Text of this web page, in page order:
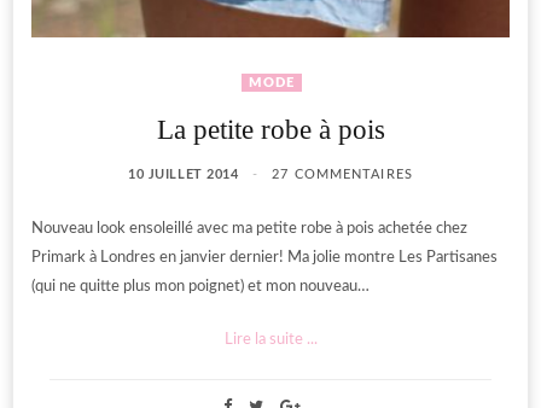
MODE
La petite robe à pois
10 JUILLET 2014 27 COMMENTAIRES
Nouveau look ensoleillé avec ma petite robe à pois achetée chez
Primark à Londres en janvier dernier! Ma jolie montre Les Partisanes
(qui ne quitte plus mon poignet) et mon nouveau…
Lire la suite ...